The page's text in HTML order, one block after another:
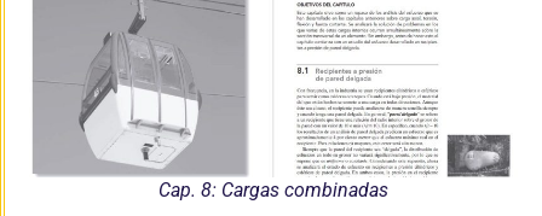
Cap. 8: Cargas combinadas